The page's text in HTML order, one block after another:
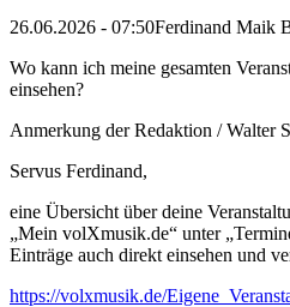
26.06.2026 - 07:50Ferdinand Maik
Wo kann ich meine gesamten
einsehen?
Anmerkung der Redaktion /Walter
Servus Ferdinand,
eine Übersicht über deine
„Mein volXmusik.de“ unter
Einträge auch direkt einsehen und
https://volxmusik.de/